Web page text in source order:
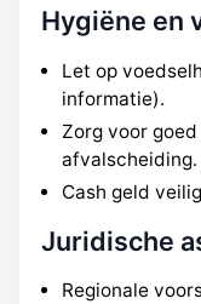
Hygiëne en
Let op
informatie).
Zorg voor
afvalscheiding.
Cash geld
Juridische
Regionale